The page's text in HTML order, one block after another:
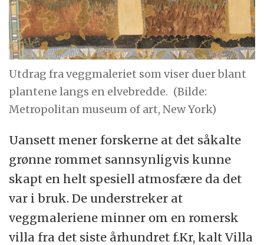
Utdrag fra veggmaleriet som viser duer blant
plantene langs en elvebredde. (Bilde:
Metropolitan museum of art, New York)
Uansett mener forskerne at det såkalte
grønne rommet sannsynligvis kunne
skapt en helt spesiell atmosfære da det
var i bruk. De understreker at
veggmaleriene minner om en romersk
villa fra det siste århundret f.Kr, kalt Villa